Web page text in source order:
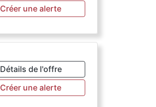
Créer une alerte
Détails de l'offre
Créer une alerte